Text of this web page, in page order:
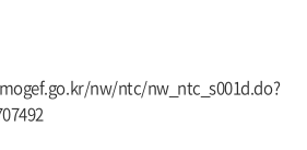
nw/ntc/nw_ntc_s001d.do?